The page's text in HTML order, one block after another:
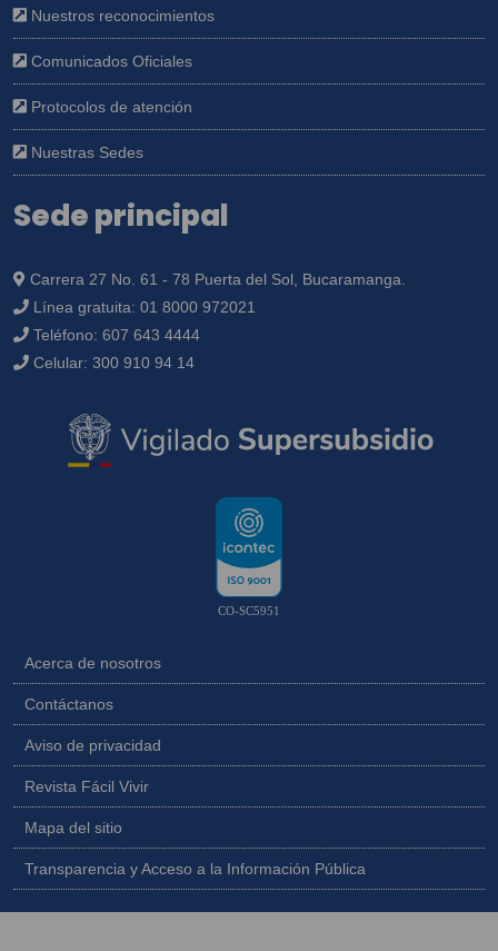
Nuestros reconocimientos
Comunicados Oficiales
Protocolos de atención
Nuestras Sedes
Sede principal
Carrera 27 No. 61 - 78 Puerta del Sol, Bucaramanga.
Línea gratuita: 01 8000 972021
Teléfono: 607 643 4444
Celular: 300 910 94 14
CO-SC5951
Acerca de nosotros
Contáctanos
Aviso de privacidad
Revista Fácil Vivir
Mapa del sitio
Transparencia y Acceso a la Información Pública